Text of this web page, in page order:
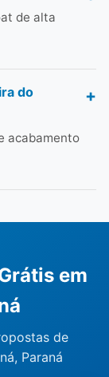
de alta
do
acabamento
em
de
Paraná